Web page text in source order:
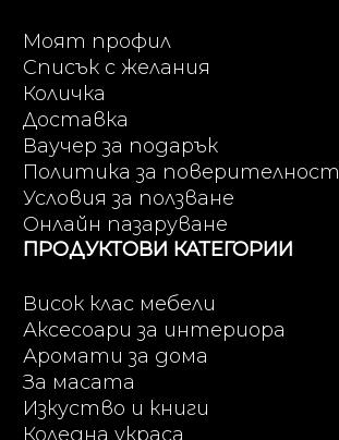
Моят профил
Списък с желания
Количка
Доставка
Ваучер за подарък
Политика за поверителност
Условия за ползване
Онлайн пазаруване
ПРОДУКТОВИ КАТЕГОРИИ
Висок клас мебели
Аксесоари за интериора
Аромати за дома
За масата
Изкуство и книги
Коледна украса